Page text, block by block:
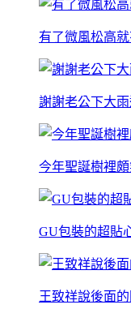
有了微風松高
謝謝老公下大
今年聖誕樹裡
GU包裝的超貼
王致祥說後面